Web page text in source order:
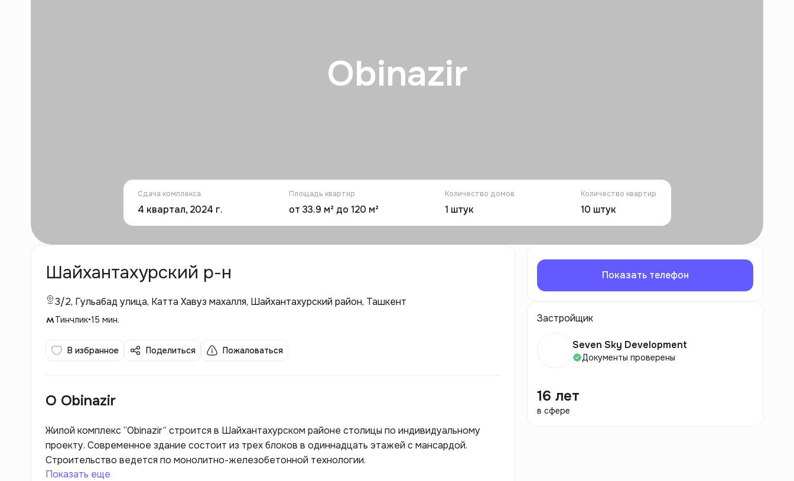
Obinazir
Сдача комплекса
4 квартал, 2024 г.
Площадь квартир
от 33.9 м² до 120 м²
Количество домов
1 штук
Количество квартир
10 штук
Шайхантахурский р-н
3/2, Гульабад улица, Катта Хавуз махалля, Шайхантахурский район, Ташкент
Тинчлик•15 мин.
В избранное Поделиться Пожаловаться
О Obinazir
Жилой комплекс “Obinazir” строится в Шайхантахурском районе столицы по индивидуальному
проекту. Современное здание состоит из трех блоков в одиннадцать этажей с мансардой.
Строительство ведется по монолитно-железобетонной технологии.
Показать еще
Показать телефон
Застройщик
Seven Sky Development
Документы проверены
16 лет
в сфере